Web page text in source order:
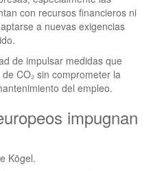
con recursos financieros ni
a nuevas exigencias
de impulsar medidas que
CO₂ sin comprometer la
del empleo.
impugnan
Kögel.